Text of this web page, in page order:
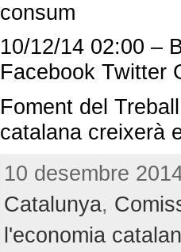
consum
10/12/14 02:00 –
Facebook Twitter
Foment del
catalana creixerà
10 desembre
Catalunya,
l'economia